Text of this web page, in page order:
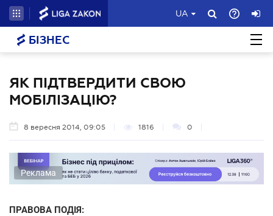
UA
БІЗНЕС
ЯК ПІДТВЕРДИТИ СВОЮ
МОБІЛІЗАЦІЮ?
8 вересня 2014, 09:05 1816 0
Реклама
ПРАВОВА ПОДІЯ: